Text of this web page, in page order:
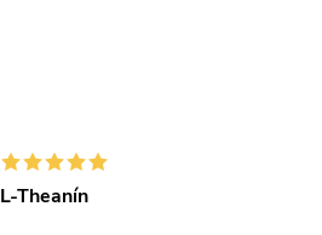
L-Theanín